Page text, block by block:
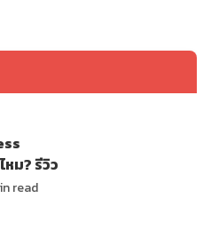
ม? รีวิว
read